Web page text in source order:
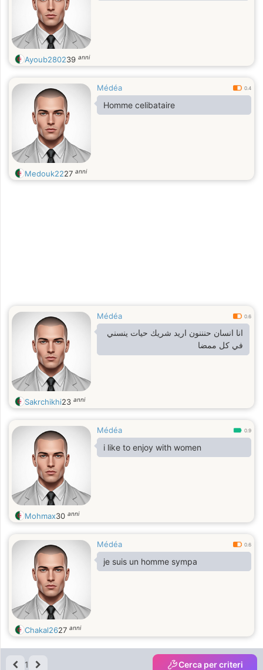
Ayoub280239 anni
Médéa 0.4
Homme celibataire
Medouk2227 anni
Médéa 0.6
انا انسان حنننون اريد شريك حيات ينسني
في كل ممضا
Sakrchikhi23 anni
Médéa 0.9
i like to enjoy with women
Mohmax30 anni
Médéa 0.6
je suis un homme sympa
Chakal2627 anni
1 Cerca per criteri